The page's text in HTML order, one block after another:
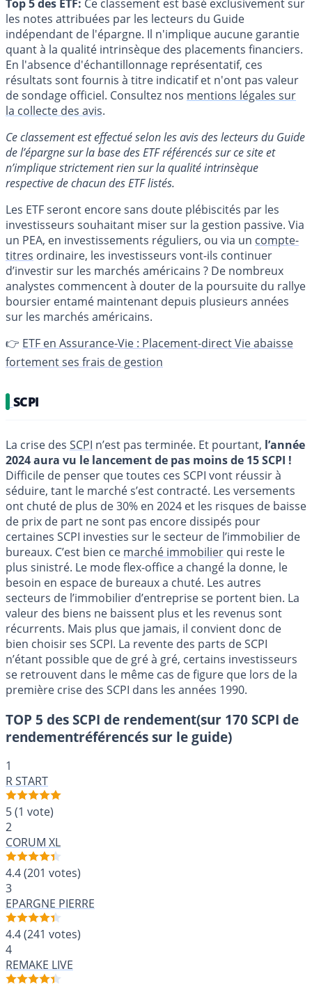
Top 5 des ETF: Ce classement est basé exclusivement sur
les notes attribuées par les lecteurs du Guide
indépendant de l'épargne. Il n'implique aucune garantie
quant à la qualité intrinsèque des placements financiers.
En l'absence d'échantillonnage représentatif, ces
résultats sont fournis à titre indicatif et n'ont pas valeur
de sondage officiel. Consultez nos mentions légales sur
la collecte des avis.
Ce classement est effectué selon les avis des lecteurs du Guide
de l’épargne sur la base des ETF référencés sur ce site et
n’implique strictement rien sur la qualité intrinsèque
respective de chacun des ETF listés.
Les ETF seront encore sans doute plébiscités par les
investisseurs souhaitant miser sur la gestion passive. Via
un PEA, en investissements réguliers, ou via un compte-
titres ordinaire, les investisseurs vont-ils continuer
d’investir sur les marchés américains ? De nombreux
analystes commencent à douter de la poursuite du rallye
boursier entamé maintenant depuis plusieurs années
sur les marchés américains.
👉 ETF en Assurance-Vie : Placement-direct Vie abaisse
fortement ses frais de gestion
SCPI
La crise des SCPI n’est pas terminée. Et pourtant, l’année
2024 aura vu le lancement de pas moins de 15 SCPI !
Difficile de penser que toutes ces SCPI vont réussir à
séduire, tant le marché s’est contracté. Les versements
ont chuté de plus de 30% en 2024 et les risques de baisse
de prix de part ne sont pas encore dissipés pour
certaines SCPI investies sur le secteur de l’immobilier de
bureaux. C’est bien ce marché immobilier qui reste le
plus sinistré. Le mode flex-office a changé la donne, le
besoin en espace de bureaux a chuté. Les autres
secteurs de l’immobilier d’entreprise se portent bien. La
valeur des biens ne baissent plus et les revenus sont
récurrents. Mais plus que jamais, il convient donc de
bien choisir ses SCPI. La revente des parts de SCPI
n’étant possible que de gré à gré, certains investisseurs
se retrouvent dans le même cas de figure que lors de la
première crise des SCPI dans les années 1990.
TOP 5 des SCPI de rendement(sur 170 SCPI de
rendementréférencés sur le guide)
1
R START
5(1 vote)
2
CORUM XL
4.4(201 votes)
3
EPARGNE PIERRE
4.4(241 votes)
4
REMAKE LIVE